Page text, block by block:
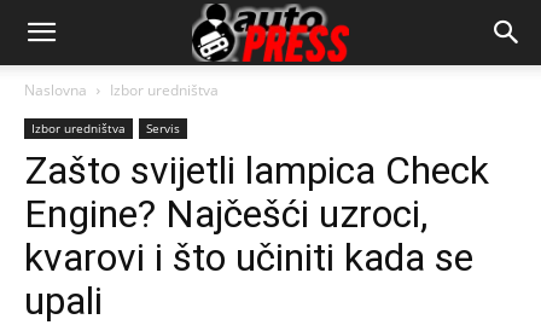
AutopressHR
Naslovna Izbor uredništva
Izbor uredništva Servis
Zašto svijetli lampica Check
Engine? Najčešći uzroci,
kvarovi i što učiniti kada se
upali